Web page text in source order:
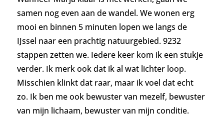
samen nog even aan de wandel. We wonen erg
mooi en binnen 5 minuten lopen we langs de
IJssel naar een prachtig natuurgebied. 9232
stappen zetten we. Iedere keer kom ik een stukje
verder. Ik merk ook dat ik al wat lichter loop.
Misschien klinkt dat raar, maar ik voel dat echt
zo. Ik ben me ook bewuster van mezelf, bewuster
van mijn lichaam, bewuster van mijn conditie.